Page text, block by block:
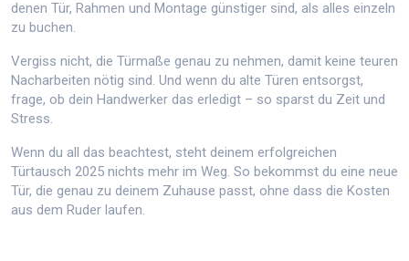
denen Tür, Rahmen und Montage günstiger sind, als alles einzeln
zu buchen.
Vergiss nicht, die Türmaße genau zu nehmen, damit keine teuren
Nacharbeiten nötig sind. Und wenn du alte Türen entsorgst,
frage, ob dein Handwerker das erledigt – so sparst du Zeit und
Stress.
Wenn du all das beachtest, steht deinem erfolgreichen
Türtausch 2025 nichts mehr im Weg. So bekommst du eine neue
Tür, die genau zu deinem Zuhause passt, ohne dass die Kosten
aus dem Ruder laufen.